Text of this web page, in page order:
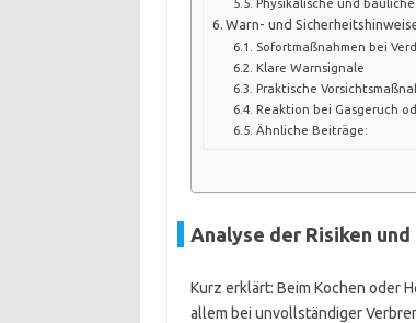
Warn- und
Sofortmaßnahmen bei
Klare Warnsignale
Praktische
Reaktion bei Gasgeruch
Ähnliche Beiträge:
Analyse der Risiken
Kurz erklärt: Beim Kochen oder
allem bei unvollständiger